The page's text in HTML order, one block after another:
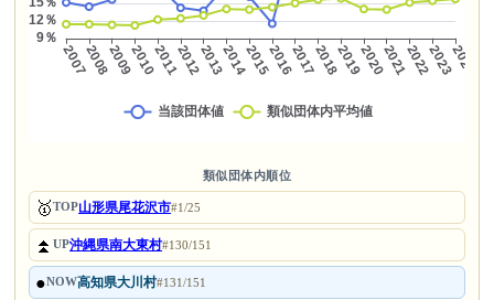
類似団体内順位
🥇TOP山形県尾花沢市#1/25
⏫UP沖縄県南大東村#130/151
●NOW高知県大川村#131/151